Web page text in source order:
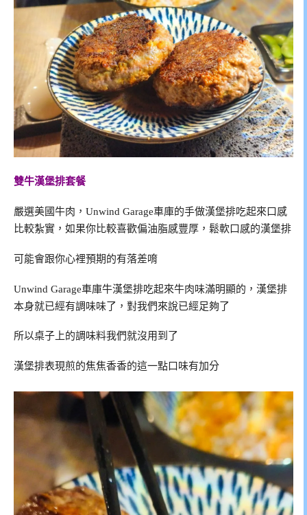
雙牛漢堡排套餐
嚴選美國牛肉，Unwind Garage車庫的手做漢堡排吃起來口感
比較紮實，如果你比較喜歡偏油脂感豐厚，鬆軟口感的漢堡排
可能會跟你心裡預期的有落差唷
Unwind Garage車庫牛漢堡排吃起來牛肉味滿明顯的，漢堡排
本身就已經有調味味了，對我們來說已經足夠了
所以桌子上的調味料我們就沒用到了
漢堡排表現煎的焦焦香香的這一點口味有加分